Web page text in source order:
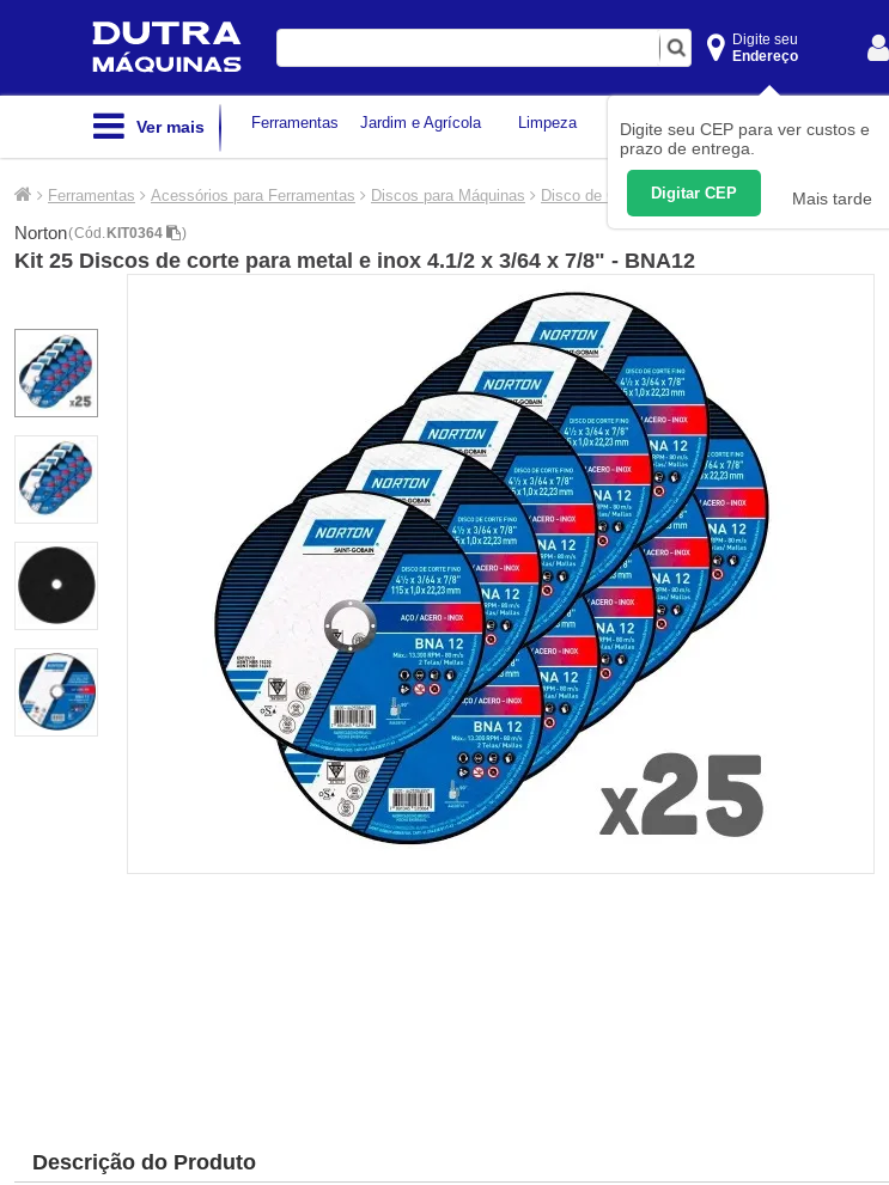
Digite
Digite seu
Endereço
Digite seu CEP para ver custos e
prazo de entrega.
Digitar CEP Mais tarde
Ver mais Ferramentas Jardim e Agrícola Limpeza Construção Civil
Medição
Ferramentas Acessórios para Ferramentas Discos para Máquinas Disco de Corte
Norton(Cód. KIT0364 )
Kit 25 Discos de corte para metal e inox 4.1/2 x 3/64 x 7/8" - BNA12
Descrição do Produto